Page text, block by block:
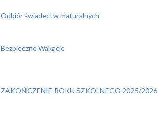
Odbiór świadectw maturalnych
Bezpieczne Wakacje
ZAKOŃCZENIE ROKU SZKOLNEGO 2025/2026